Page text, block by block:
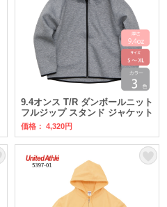
9.4オンス T/R ダンボールニット
フルジップ スタンド ジャケット
価格： 4,320円